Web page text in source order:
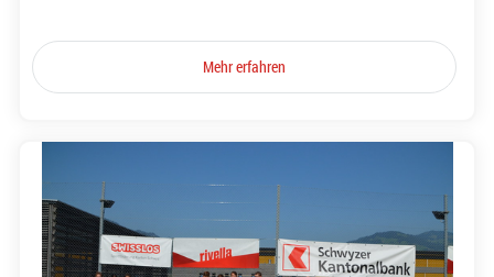
Mehr erfahren